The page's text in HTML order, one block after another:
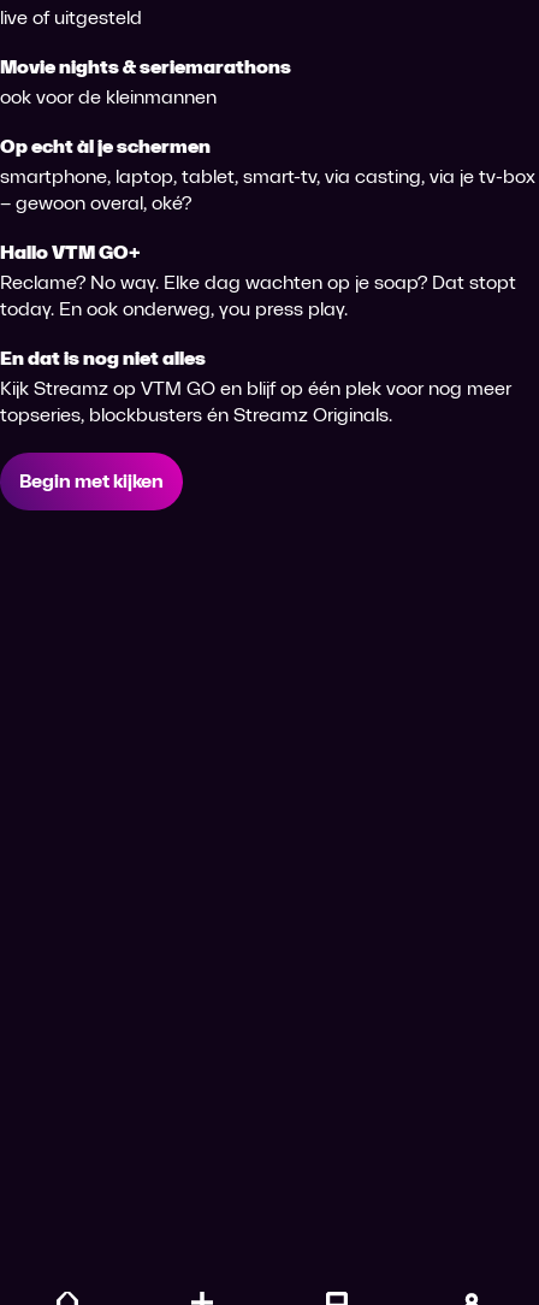
live of uitgesteld
Movie nights & seriemarathons
ook voor de kleinmannen
Op echt àl je schermen
smartphone, laptop, tablet, smart-tv, via casting, via je tv-box
– gewoon overal, oké?
Hallo VTM GO+
Reclame? No way. Elke dag wachten op je soap? Dat stopt
today. En ook onderweg, you press play.
En dat is nog niet alles
Kijk Streamz op VTM GO en blijf op één plek voor nog meer
topseries, blockbusters én Streamz Originals.
Begin met kijken